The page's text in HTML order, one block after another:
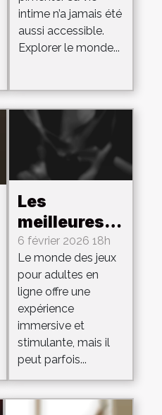
votre vie
intime ?
intime n’a jamais été
aussi accessible.
Explorer le monde...
Les
meilleures
stratégies
pour
progresser
dans les
jeux pour
adultes en
ligne
6 février 2026 18h
Le monde des jeux
pour adultes en
ligne offre une
expérience
immersive et
stimulante, mais il
peut parfois...